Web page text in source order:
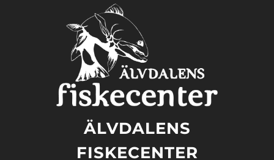
ÄLVDALENS
FISKECENTER